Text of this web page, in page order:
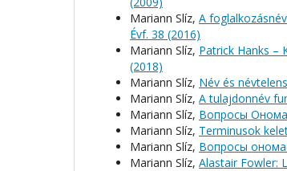
Mariann Slíz, A
Évf. 38 (2016)
Mariann Slíz, Patrick Hanks –
(2018)
Mariann Slíz, Név és
Mariann Slíz, A tulajdonnév
Mariann Slíz, Вопросы
Mariann Slíz, Terminusok
Mariann Slíz, Вопросы
Mariann Slíz, Alastair Fowler: